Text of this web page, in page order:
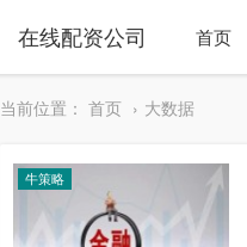
在线配资公司 首页
当前位置： 首页 大数据
牛策略